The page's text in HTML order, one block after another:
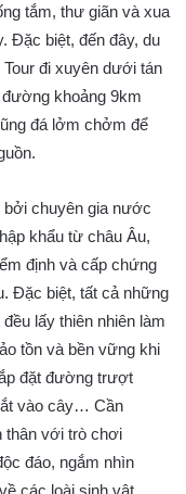
tắm, thư giãn và xua
Đặc biệt, đến đây, du
đi xuyên dưới tán
khoảng 9km
đá lởm chởm để
bởi chuyên gia nước
khẩu từ châu Âu,
định và cấp chứng
Đặc biệt, tất cả những
lấy thiên nhiên làm
tồn và bền vững khi
đặt đường trượt
vào cây… Cần
thân với trò chơi
đáo, ngắm nhìn
các loài sinh vật